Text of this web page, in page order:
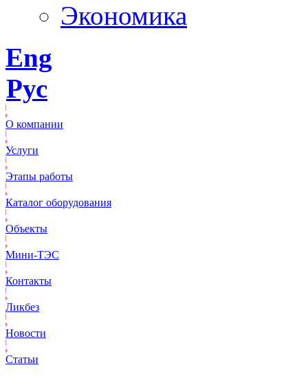
Экономика
Eng
Рус
О компании
Услуги
Этапы работы
Каталог оборудования
Объекты
Mини-ТЭС
Контакты
Ликбез
Новости
Статьи